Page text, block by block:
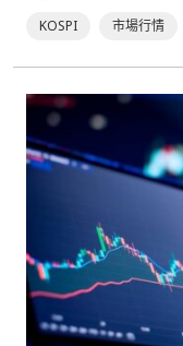
KOSPI 市場行情